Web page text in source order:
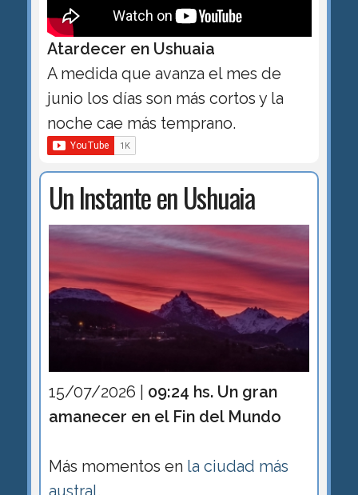
Atardecer en Ushuaia
A medida que avanza el mes de
junio los días son más cortos y la
noche cae más temprano.
Un Instante en Ushuaia
15/07/2026 | 09:24 hs. Un gran
amanecer en el Fin del Mundo
Más momentos en la ciudad más
austral